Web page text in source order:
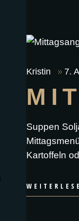
Kristin 7.
Suppen
Kartoffeln